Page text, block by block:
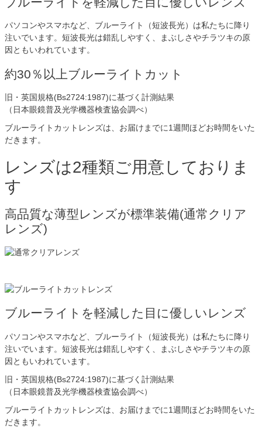
パソコンやスマホなど、ブルーライト（短波長光）は私たちに降り
注いでいます。短波長光は錯乱しやすく、まぶしさやチラツキの原
因ともいわれています。
約30％以上ブルーライトカット
旧・英国規格(Bs2724:1987)に基づく計測結果
（日本眼鏡普及光学機器検査協会調べ）
ブルーライトカットレンズは、お届けまでに1週間ほどお時間をいた
だきます。
レンズは2種類ご用意しておりま
す
高品質な薄型レンズが標準装備(通常クリア
レンズ)
ブルーライトを軽減した目に優しいレンズ
パソコンやスマホなど、ブルーライト（短波長光）は私たちに降り
注いでいます。短波長光は錯乱しやすく、まぶしさやチラツキの原
因ともいわれています。
旧・英国規格(Bs2724:1987)に基づく計測結果
（日本眼鏡普及光学機器検査協会調べ）
ブルーライトカットレンズは、お届けまでに1週間ほどお時間をいた
だきます。